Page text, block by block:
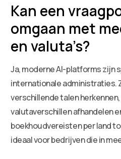
Kan een
omgaan met
en valuta’s?
Ja, moderne AI-platforms zijn
internationale administraties.
verschillende talen
valutaverschillen afhandelen
boekhoudvereisten per land
ideaal voor bedrijven die in